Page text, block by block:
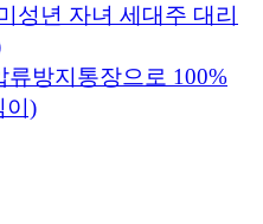
성년 자녀 세대주 대리
류방지통장으로 100%
이)